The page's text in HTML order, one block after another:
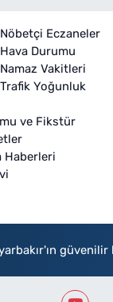
Eczaneler
Durumu
Vakitleri
Yoğunluk
ve Fikstür
Haberleri
güvenilir